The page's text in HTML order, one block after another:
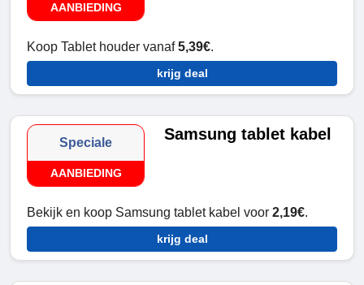
AANBIEDING
Koop Tablet houder vanaf5,39€.
krijg deal
Speciale
AANBIEDING
Samsung tablet kabel
Bekijk en koop Samsung tablet kabel voor 2,19€.
krijg deal